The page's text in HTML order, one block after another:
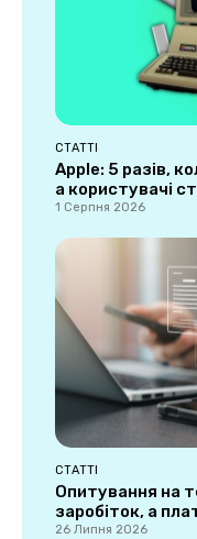
СТАТТІ
Apple: 5 разів,
а користувачі
1 Серпня 2026
СТАТТІ
Опитування на
заробіток, а
26 Липня 2026